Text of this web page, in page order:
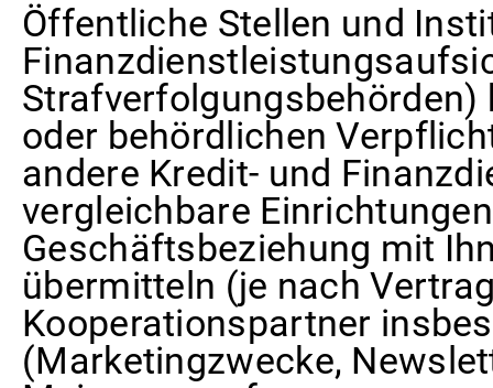
Öffentliche Stellen und
Strafverfolgungsbehörden)
oder behördlichen
andere Kredit- und
vergleichbare
Geschäftsbeziehung mit
übermitteln (je nach
Kooperationspartner
(Marketingzwecke,